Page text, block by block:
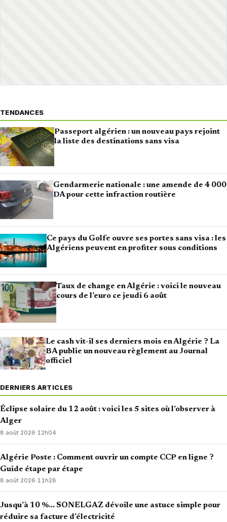
TENDANCES
Passeport algérien : un nouveau pays rejoint
la liste des destinations sans visa
Gendarmerie nationale : une amende de 4 000
DA pour cette infraction routière
Ce pays du Golfe ouvre ses portes sans visa : les
Algériens peuvent en profiter sous conditions
Taux de change en Algérie : voici le nouveau
cours de l’euro ce jeudi 6 août
Le cash vit-il ses derniers mois en Algérie ? La
BA publie un nouveau règlement au Journal
officiel
DERNIERS ARTICLES
Éclipse solaire du 12 août : voici les 5 sites où l’observer à
Alger
8 août 2026·12h04
Algérie Poste : Comment ouvrir un compte CCP en ligne ?
Guide étape par étape
8 août 2026·11h28
Jusqu’à 10 %… SONELGAZ dévoile une astuce simple pour
réduire sa facture d’électricité